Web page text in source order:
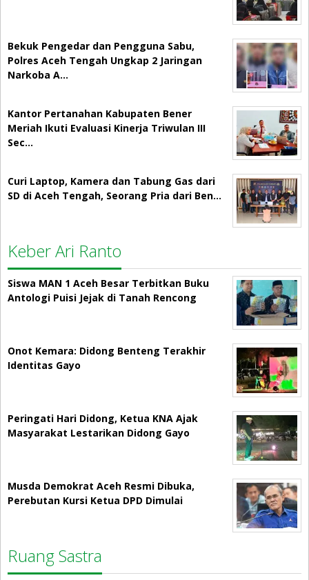
Bekuk Pengedar dan Pengguna Sabu,
Polres Aceh Tengah Ungkap 2 Jaringan
Narkoba A…
Kantor Pertanahan Kabupaten Bener
Meriah Ikuti Evaluasi Kinerja Triwulan III
Sec…
Curi Laptop, Kamera dan Tabung Gas dari
SD di Aceh Tengah, Seorang Pria dari Ben…
Keber Ari Ranto
Siswa MAN 1 Aceh Besar Terbitkan Buku
Antologi Puisi Jejak di Tanah Rencong
Onot Kemara: Didong Benteng Terakhir
Identitas Gayo
Peringati Hari Didong, Ketua KNA Ajak
Masyarakat Lestarikan Didong Gayo
Musda Demokrat Aceh Resmi Dibuka,
Perebutan Kursi Ketua DPD Dimulai
Ruang Sastra